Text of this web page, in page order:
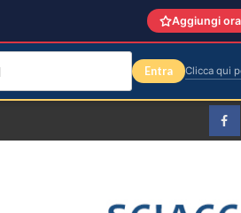
Aggiungi ora
Entra Clicca qui